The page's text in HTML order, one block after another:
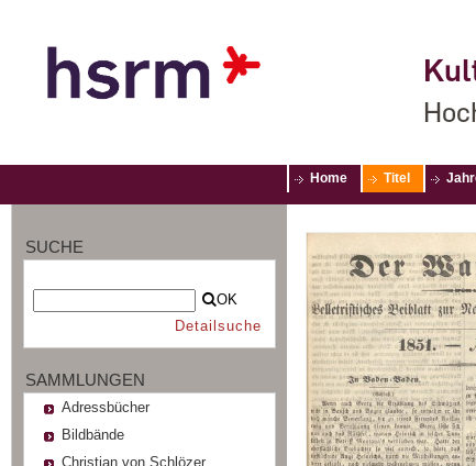
Home Titel
SUCHE
OK
Detailsuche
SAMMLUNGEN
Adressbücher
Bildbände
Christian von Schlözer